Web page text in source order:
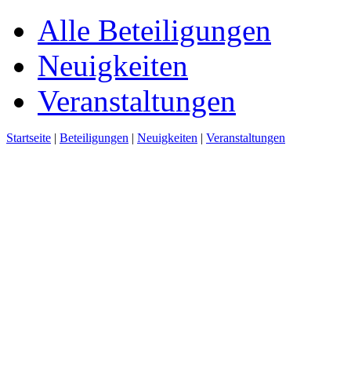
Alle Beteiligungen
Neuigkeiten
Veranstaltungen
Startseite | Beteiligungen | Neuigkeiten | Veranstaltungen